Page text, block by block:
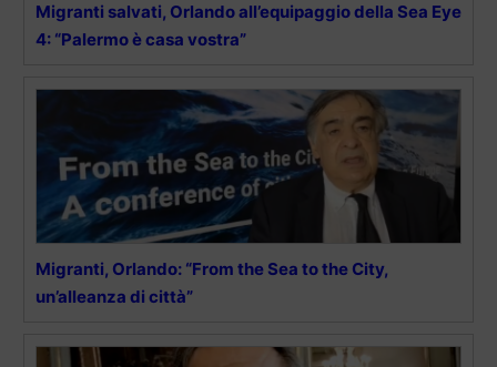
Migranti salvati, Orlando all’equipaggio della Sea Eye
4: “Palermo è casa vostra”
Migranti, Orlando: “From the Sea to the City,
un’alleanza di città”